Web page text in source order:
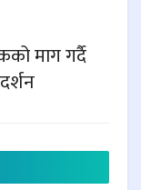
माग गर्दै